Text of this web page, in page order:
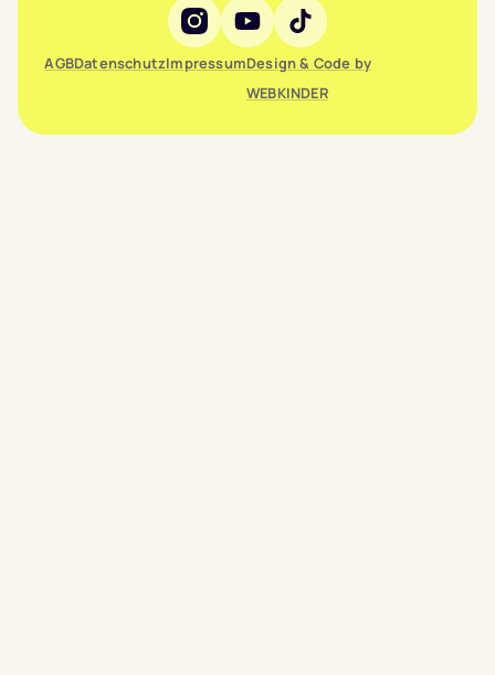
Social Media
AGBDatenschutzImpressumDesign & Code by
WEBKINDER